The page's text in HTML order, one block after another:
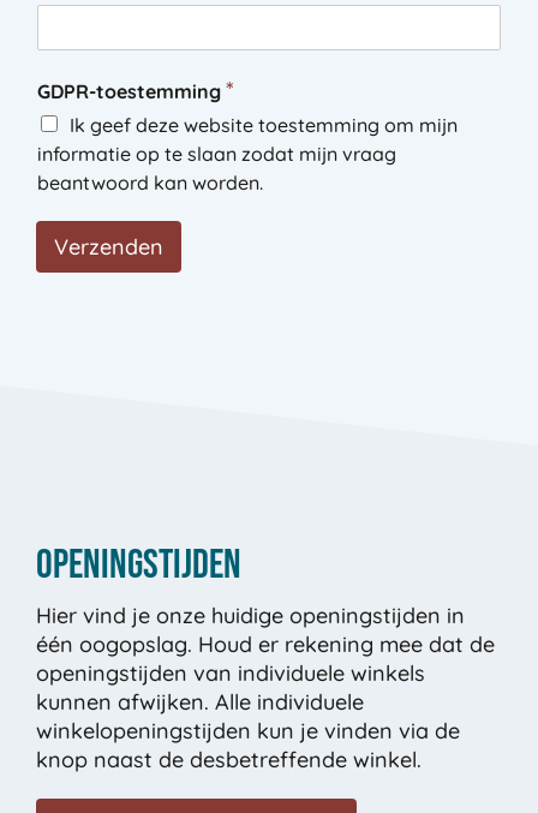
-
m
a
i
l
G
P
n
g
GDPR-toestemming *
Ik geef deze website toestemming om mijn
informatie op te slaan zodat mijn vraag
beantwoord kan worden.
Verzenden
Openingstijden
Hier vind je onze huidige openingstijden in
één oogopslag. Houd er rekening mee dat de
openingstijden van individuele winkels
kunnen afwijken. Alle individuele
winkelopeningstijden kun je vinden via de
knop naast de desbetreffende winkel.